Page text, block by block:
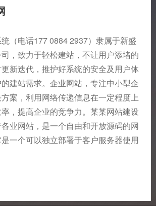
（电话177 0884 2937）隶属于新盛
，致力于轻松建站，不让用户添堵的
新迭代，推护好系统的安全及用户体
建站需求。企业网站，专注中小型企
案，利用网络传递信息在一定程度上
，提高企业的竞争力。某某网站建设
业网站，是一个自由和开放源码的网
一个可以独立部署于客户服务器使用